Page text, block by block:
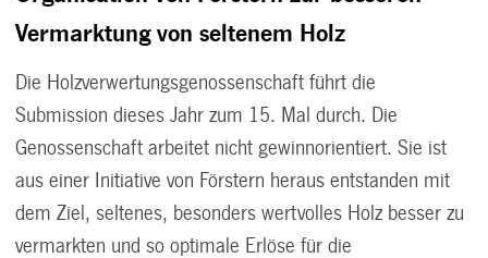
Vermarktung von seltenem Holz
Die Holzverwertungsgenossenschaft führt die
Submission dieses Jahr zum 15. Mal durch. Die
Genossenschaft arbeitet nicht gewinnorientiert. Sie ist
aus einer Initiative von Förstern heraus entstanden mit
dem Ziel, seltenes, besonders wertvolles Holz besser zu
vermarkten und so optimale Erlöse für die